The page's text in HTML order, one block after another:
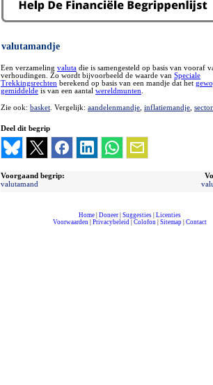
valutamandje
Een verzameling valuta die is samengesteld op basis van vooraf
verhoudingen. Zo wordt bijvoorbeeld de waarde van Speciale
Trekkingsrechten berekend op basis van een mandje dat het
gemiddelde is van een aantal wereldmunten
Zie ook: basket . Vergelijk: aandelenmandje inflatiemandje
Deel dit begrip
Voorgaand begrip:
valutamand
Home| Doneer| Suggesties| Licenties
Voorwaarden| Privacybeleid| Colofon| Sitemap| Contact